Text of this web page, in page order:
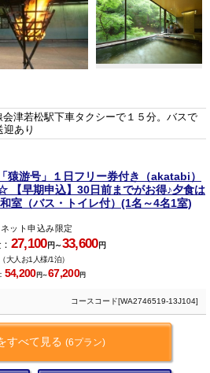
会津若松駅下車タクシーで１５分。バスで
迎あり
猿游号」１日フリー券付き（akatabi）
【早期申込】30日前までがお得♪夕食は
室（バス・トイレ付）(1名～4名1室)
ネット申込み限定
27,100円～33,600円
（大人お1人様/1泊）
54,200円～67,200円
コースコード[WA2746519-13J104]
すべて見る (6プラン)